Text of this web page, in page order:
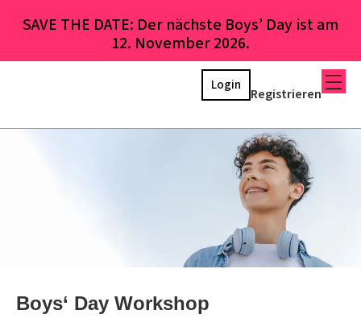
SAVE THE DATE: Der nächste Boys’ Day ist am
12. November 2026.
Registrieren
Login
Boys‘ Day Workshop